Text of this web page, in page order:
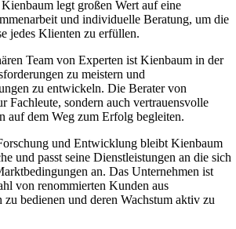
legt großen Wert auf eine
und individuelle Beratung, um die
jedes Klienten zu erfüllen.
Team von Experten ist Kienbaum in der
zu meistern und
zu entwickeln. Die Berater von
Fachleute, sondern auch vertrauensvolle
auf dem Weg zum Erfolg begleiten.
und Entwicklung bleibt Kienbaum
und passt seine Dienstleistungen an die sich
an. Das Unternehmen ist
von renommierten Kunden aus
zu bedienen und deren Wachstum aktiv zu